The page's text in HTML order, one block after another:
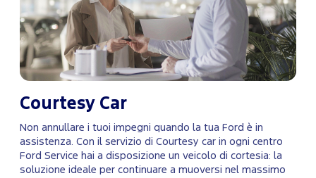
Courtesy Car
Non annullare i tuoi impegni quando la tua Ford è in
assistenza. Con il servizio di Courtesy car in ogni centro
Ford Service hai a disposizione un veicolo di cortesia: la
soluzione ideale per continuare a muoversi nel massimo